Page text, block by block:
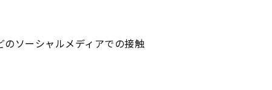
ソーシャルメディアでの接触